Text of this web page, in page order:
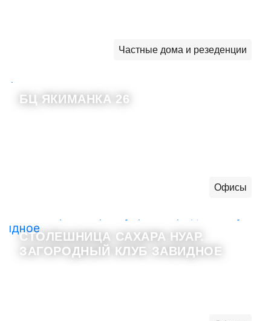
Частные дома и резеденции
БЦ ЯКИМАНКА 26
Офисы
СТОЛЕШНИЦА САХАРА НУАР.
ЗАГОРОДНЫЙ КЛУБ ЗАВИДНОЕ